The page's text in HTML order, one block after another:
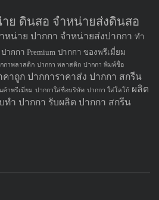
ย ดินสอ จำหน่ายส่งดินสอ
หน่าย ปากกา จำหน่ายส่งปากกา ทำ
ปากกา Premium ปากกา ของพรีเมี่ยม
กาพลาสติก ปากกา พลาสติก ปากกา พิมพ์ชื่อ
คาถูก ปากการาคาส่ง ปากกา สกรีน
ค้าพรีเมี่ยม ปากกาใส่ชื่อบริษัท ปากกา ใส่โลโก้ ผลิต
ทำ ปากกา รับผลิต ปากกา สกรีน